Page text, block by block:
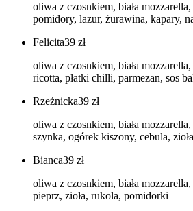
oliwa z czosnkiem, biała
pomidory, lazur, żurawina, kapary,
Felicita39 zł
oliwa z czosnkiem, biała
ricotta, płatki chilli, parmezan, sos
Rzeźnicka39 zł
oliwa z czosnkiem, biała
szynka, ogórek kiszony, cebula, zioła
Bianca39 zł
oliwa z czosnkiem, biała
pieprz, zioła, rukola, pomidorki